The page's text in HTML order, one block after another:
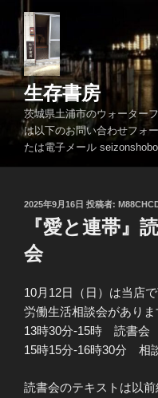
ン
ツ
生存書房
茨城県土浦市のウォーター
は以下のお問い合わせフォ
たは電子メール
投
2025年9月16日 投稿者:
『愛と連帯』
会
10月12日（日）は当店
労働生活相談会がありま
13時30分-15時 読書会
15時15分-16時30分 相
読書会のテキストは以